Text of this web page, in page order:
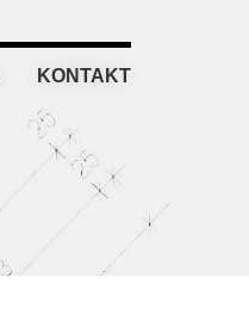
KONTAKT